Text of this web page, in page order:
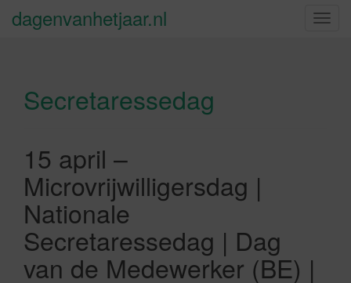
S
dagenvanhetjaar.nl
Secretaressedag
15 april –
Microvrijwilligersdag |
Nationale
Secretaressedag | Dag
van de Medewerker (BE) |